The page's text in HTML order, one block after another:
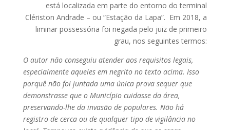
está localizada em parte do entorno do terminal
Clériston Andrade – ou “Estação da Lapa”. Em 2018, a
liminar possessória foi negada pelo juiz de primeiro
grau, nos seguintes termos:
O autor não conseguiu atender aos requisitos legais,
especialmente aqueles em negrito no texto acima. Isso
porquê não foi juntada uma única prova sequer que
demonstrasse que o Município cuidasse da área,
preservando-lhe da invasão de populares. Não há
registro de cerca ou de qualquer tipo de vigilância no